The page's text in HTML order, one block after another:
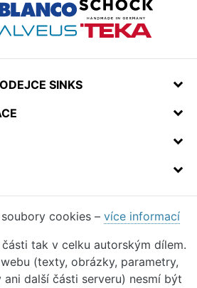
SINKS
cookies – více informací
tak v celku autorským dílem.
(texty, obrázky, parametry,
další části serveru) nesmí být